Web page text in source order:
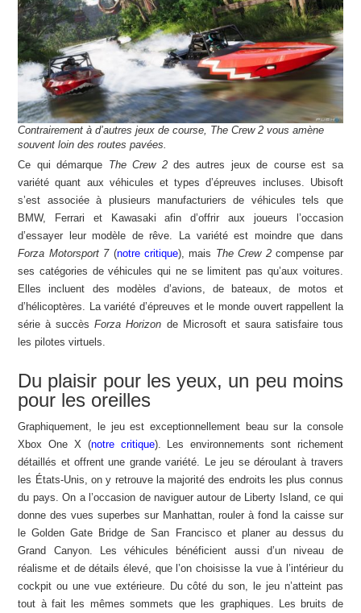
Contrairement à d’autres jeux de course, The Crew 2 vous amène
souvent loin des routes pavées.
Ce qui démarque The Crew 2des autres jeux de course est sa
variété quant aux véhicules et types d’épreuves incluses. Ubisoft
s’est associée à plusieurs manufacturiers de véhicules tels que
BMW, Ferrari et Kawasaki afin d’offrir aux joueurs l’occasion
d’essayer leur modèle de rêve. La variété est moindre que dans
Forza Motorsport 7 (notre critique), mais The Crew 2compense par
ses catégories de véhicules qui ne se limitent pas qu’aux voitures.
Elles incluent des modèles d’avions, de bateaux, de motos et
d’hélicoptères. La variété d’épreuves et le monde ouvert rappellent la
série à succèsForza Horizon de Microsoft et saura satisfaire tous
les pilotes virtuels.
Du plaisir pour les yeux, un peu moins
pour les oreilles
Graphiquement, le jeu est exceptionnellement beau sur la console
Xbox One X (notre critique). Les environnements sont richement
détaillés et offrent une grande variété. Le jeu se déroulant à travers
les États-Unis, on y retrouve la majorité des endroits les plus connus
du pays. On a l’occasion de naviguer autour de Liberty Island, ce qui
donne des vues superbes sur Manhattan, rouler à fond la caisse sur
le Golden Gate Bridge de San Francisco et planer au dessus du
Grand Canyon. Les véhicules bénéficient aussi d’un niveau de
réalisme et de détails élevé, que l’on choisisse la vue à l’intérieur du
cockpit ou une vue extérieure. Du côté du son, le jeu n’atteint pas
tout à fait les mêmes sommets que les graphiques. Les bruits de